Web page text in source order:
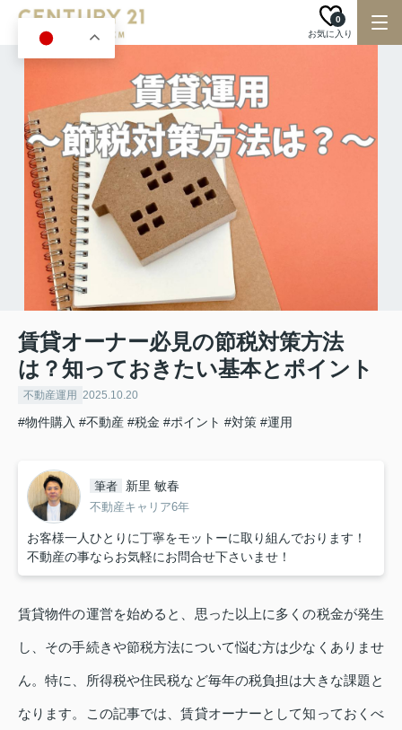
お気に入り
0
賃貸オーナー必見の節税対策方法
は？知っておきたい基本とポイント
不動産運用 2025.10.20
#物件購入 #不動産 #税金 #ポイント #対策 #運用
筆者 新里 敏春
不動産キャリア6年
お客様一人ひとりに丁寧をモットーに取り組んでおります！
不動産の事ならお気軽にお問合せ下さいませ！
賃貸物件の運営を始めると、思った以上に多くの税金が発生
し、その手続きや節税方法について悩む方は少なくありませ
ん。特に、所得税や住民税など毎年の税負担は大きな課題と
なります。この記事では、賃貸オーナーとして知っておくべ